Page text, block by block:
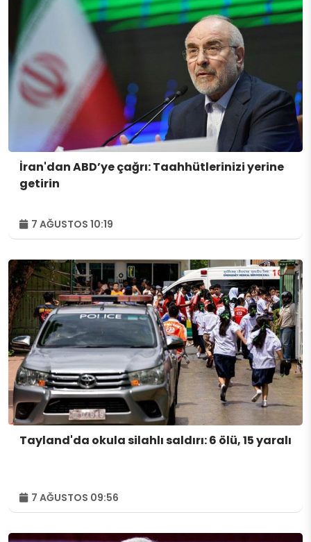
İran'dan ABD’ye çağrı: Taahhütlerinizi yerine
getirin
7 AĞUSTOS 10:19
Tayland'da okula silahlı saldırı: 6 ölü, 15 yaralı
7 AĞUSTOS 09:56